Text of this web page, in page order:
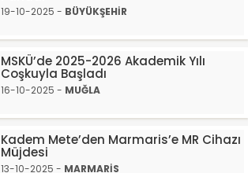
19-10-2025 - BÜYÜKŞEHİR
MSKÜ’de 2025-2026 Akademik Yılı
Coşkuyla Başladı
16-10-2025 - MUĞLA
Kadem Mete’den Marmaris’e MR Cihazı
Müjdesi
13-10-2025 - MARMARİS